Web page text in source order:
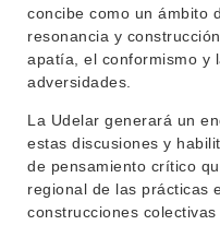
NOTICIAS
CONTACTO
EDUCACIÓN PERMANENTE
MOVILIDAD ACADÉMICA
BIBLIOTECA
concibe como un ámbito
resonancia y
apatía, el conformismo y
adversidades.
La Udelar generará un
estas discusiones y
de pensamiento crítico
regional de las prácticas
construcciones